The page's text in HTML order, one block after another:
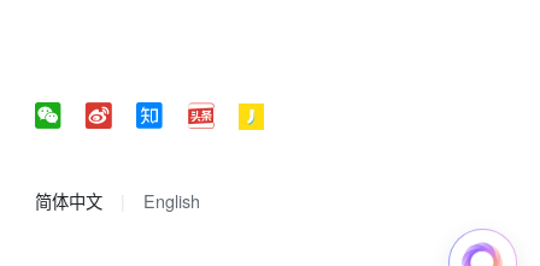
简体中文 English